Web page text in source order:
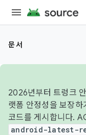
문서
2026년부터 트렁크
랫폼 안정성을 보장
코드를 게시합니다.
android-latest-